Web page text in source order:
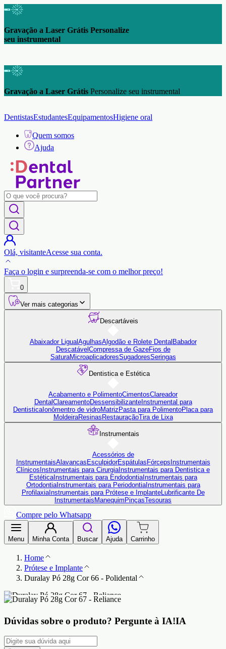
Gravação a Laser Grátis Personalize
seu instrumental
Gravação a Laser Grátis Personalize seu instrumental
DentistasEstudantesEquipamentosHigiene oral
Quem somos
Ajuda
Olá, visitanteAcesse sua conta.
Faça o login e surpreenda-se com o melhor preço!
0
Ver mais categorias
Descartáveis
Abaixador Ligual AgulhasAlgodão e Rolete Dental Babador
Descatável Compressa de GazeFios de
SaturaMicroaplicadoresSugadoresSeringas
Dentistica e Estética
Acabamento e PolimentoCimentosClareador
Dental ClareamentoDessensibilizanteInstrumental para
Dentistica Ionômentro de vidroMatriz Pasta para PolimentoPlaca para
MoldeiraResinas RestauraçãoTira de Lixa
Instrumentais
Acessórios de
InstrumentaisAlavancas EsculpidorEspátulas Fórceps Instrumentais
Clínicos Instrumentais para Cirurgia Instrumentais para Dentistica e
EstéticaInstrumentais para EndodontiaInstrumentais para
OrtodontiaInstrumentais para PeriodontiaInstrumentais para
ProfilaxiaInstrumentais para Prótese e ImplanteLubrificante De
Instrumentais Manequim PinçasTesouras
Compre pelo Whatsapp
Menu Minha Conta Buscar Ajuda Carrinho
Home
Prótese e Implante
Duralay Pó 28g Cor 66 - Polidental
Dúvidas sobre o produto? Pergunte à IA!IA